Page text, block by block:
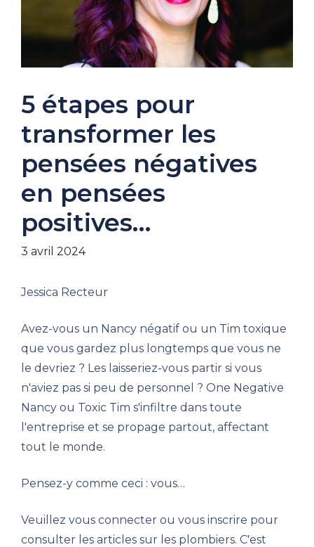
5 étapes pour
transformer les
pensées négatives
en pensées
positives…
3 avril 2024
Jessica Recteur
Avez-vous un Nancy négatif ou un Tim toxique
que vous gardez plus longtemps que vous ne
le devriez ? Les laisseriez-vous partir si vous
n'aviez pas si peu de personnel ? One Negative
Nancy ou Toxic Tim s'infiltre dans toute
l'entreprise et se propage partout, affectant
tout le monde.
Pensez-y comme ceci : vous…
Veuillez vous connecter ou vous inscrire pour
consulter les articles sur les plombiers. C'est